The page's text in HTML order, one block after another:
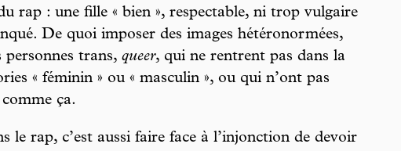
rap : une fille « bien », respectable, ni trop vulgaire
De quoi imposer des images hétéronormées,
personnes trans, queer, qui ne rentrent pas dans la
« féminin » ou « masculin », ou qui n’ont pas
ça.
le rap, c’est aussi faire face à l’injonction de devoir